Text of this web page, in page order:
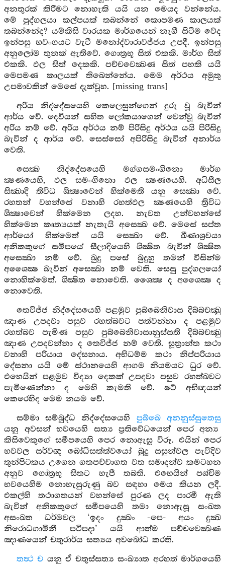
අනතුරක් කිරීමට නොහැකි යයි යන මෙයද වන්නේය.
මේ පුද්ගලයා කල්පයක් තබන්නේ කොපමණ කාලයක්
තබන්නේද? යම්කිසි වාරයක මාර්ගයෙන් නැගී සිටීම වේද
ඉන්පසු භවංගයට වැටී මනෝද්වාරාවජ්ජය උපදී. ඉන්පසු
අනුලෝම තුනක් ඇතිවේ. ගොත්‍රභූ සිත් එකකි. මාර්ග සිත්
එකකි. ඵල සිත් දෙකකි. පච්චවෙක්‍ඛණ සිත් පහකි යයි
මෙපමණ කාලයක් තිබෙන්නේය. මෙම අර්ථය අමුතු
උපමාවකින් මෙසේ දැක්වූහ. [missing trans]
අරිය නිද්දේසයෙහි කෙලෙසුන්ගෙන් දුරු වූ බැවින්
ආර්ය වේ. දෙවියන් සහිත ලෝකයාගෙන් වෙන්වූ බැවින්
අරිය නම් වේ. අරිය අර්ථය නම් පිරිසිදු අර්ථය යයි පිරිසිදු
බැවින් ද ආර්ය වේ. සෙස්සෝ අපිරිසිදු බැවින් අනාර්ය
වෙති.
සෙක්‍ඛ නිද්දේසයෙහි මග්ගසමංගිනො මාර්ග
ක්‍ෂණයෙහි, ඵල සමංගිනො ඵල ක්‍ෂණයෙහි. අධිසීල
සික්‍ඛාදි තිවිධ ශික්‍ෂාවෙන් හික්මෙති යනු සෙක්‍ඛා වේ.
රහතන් වහන්සේ වනාහි රහත්ඵල ක්‍ෂණයෙහි ත්‍රිවිධ
ශික්‍ෂාවෙන් හික්මෙන ලදහ. නැවත උන්වහන්සේ
හික්මෙන කෘත්‍යයක් නැතැයි අසෙක්‍ඛ වේ. මෙසේ සප්ත
ආර්යෝ හික්මෙත් යයි සෙක්‍ඛා වේ. ඛීණාශ්‍රවයා
අනිකකුගේ සමීපයේ සීලාදියෙහි ශික්‍ෂිත බැවින් ශික්‍ෂිත
අසෙක්‍ඛා නම් වේ. බුදු පසේ බුදුහු තමන් විසින්ම
අශෛක්‍ෂ බැවින් අසෙක්‍ඛා නම් වෙති. සෙසු පුද්ගලයෝ
නොහික්මෙත්. ශික්‍ෂිත නොවෙති. ශෛක්‍ෂ ද අශෛක්‍ෂ ද
නොවෙති.
තෙවිජ්ජ නිද්දේසයෙහි පළමුව පුබ්බෙනිවාස දිබ්බචක්‍ඛු
ඤාණ උපදවා පසුව රහත්බවට පත්වන්නා ද පළමුව
රහත්බව පැමිණ පසුව පුබ්බෙනිවාසානුස්සති දිබ්බචක්‍ඛු
ඤාණ උපදවන්නා ද තෙවිජ්ජ නම් වෙති. සූත්‍රාන්ත කථා
වනාහි පරියාය දේසනාය. අභිධම්ම කථා නිප්පරියාය
දේසනා යයි මේ ස්ථානයෙහි ආගම නියමයට ධුර වේ.
එහෙයින් පළමුව විද්‍යා දෙකක් උපදවා පසුව රහත්බවට
පැමිණෙන්නා ද මෙහි කැමති වේ. ෂට් අභිඥයන්
කෙරෙහිද මෙම නයම වේ.
සම්මා සම්බුද්ධ නිද්දේසයෙහි පුබ්බෙ අනනුස්සුතෙසු
යනු අවසන් භවයෙහි සත්‍ය ප්‍රතිවේධයෙන් පෙර අන්‍ය
කිසිවෙකුගේ සමීපයෙහි පෙර නොඇසූ විරූ. එයින් පෙර
භවවල සර්වඥ බෝධිසත්ත්වයෝ බුදු සසුන්වල පැවිදිව
තුන්පිටකය උගෙන ගතපච්චාගත වත සමාදන්ව කමටහන
අනුව ගෝත්‍රභූ සිතට හැපී තබති. එහෙයින් පශ්චිම
භවයෙහිම නොහැසුරුණු බව සඳහා මෙය කියන ලදී.
එකල්හි තථාගතයන් වහන්සේ පුරණ ලද පාරමී ඇති
බැවින් අනිකකුගේ සමීපයෙහි තමා නොඇසූ සංඛත
අසංඛත ධර්මවල ‘ඉදං දුක්‍ඛං -පෙ- අයං දුක්‍ඛ
නිරොධගාමිනී පටිපදා’ යයි ආත්ම පච්චවෙක්‍ඛණ
ඤාණයෙන් චතුරාර්ය සත්‍යය අවබෝධ කරති.
තත්‍ථ ච යනු ඒ චතුස්සත්‍ය සංඛ්‍යාත අරහත් මාර්ගයෙහි